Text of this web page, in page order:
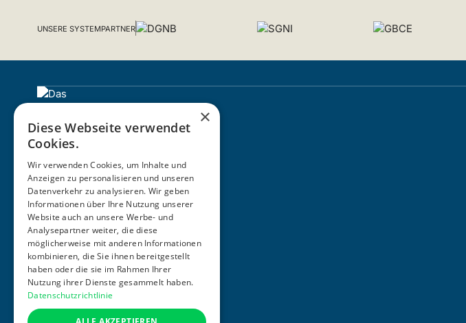
UNSERE SYSTEMPARTNER
ZERTIFIZIERUNG
×
Diese Webseite verwendet
Cookies.
Wir verwenden Cookies, um Inhalte und
Anzeigen zu personalisieren und unseren
Datenverkehr zu analysieren. Wir geben
Informationen über Ihre Nutzung unserer
Website auch an unsere Werbe- und
Analysepartner weiter, die diese
möglicherweise mit anderen Informationen
kombinieren, die Sie ihnen bereitgestellt
haben oder die sie im Rahmen Ihrer
Nutzung ihrer Dienste gesammelt haben.
Datenschutzrichtlinie